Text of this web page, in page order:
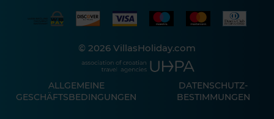
© 2026 VillasHoliday.com
ALLGEMEINE
GESCHÄFTSBEDINGUNGEN
DATENSCHUTZ-
BESTIMMUNGEN